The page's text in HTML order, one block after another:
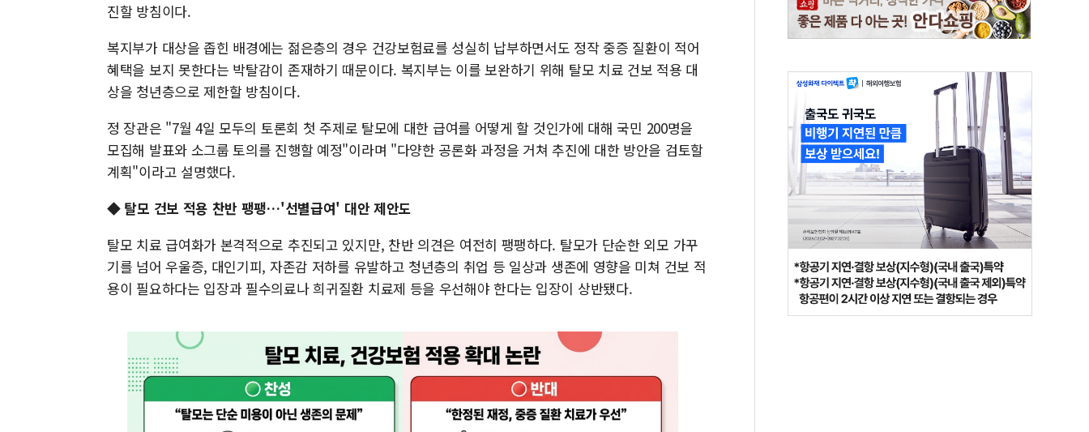
진할 방침이다.
복지부가 대상을 좁힌 배경에는 젊은층의 경우 건강보험료를 성실히 납부하면서도 정작 중증 질환이 적어
혜택을 보지 못한다는 박탈감이 존재하기 때문이다. 복지부는 이를 보완하기 위해 탈모 치료 건보 적용 대
상을 청년층으로 제한할 방침이다.
정 장관은 "7월 4일 모두의 토론회 첫 주제로 탈모에 대한 급여를 어떻게 할 것인가에 대해 국민 200명을
모집해 발표와 소그룹 토의를 진행할 예정"이라며 "다양한 공론화 과정을 거쳐 추진에 대한 방안을 검토할
계획"이라고 설명했다.
◆ 탈모 건보 적용 찬반 팽팽…'선별급여' 대안 제안도
탈모 치료 급여화가 본격적으로 추진되고 있지만, 찬반 의견은 여전히 팽팽하다. 탈모가 단순한 외모 가꾸
기를 넘어 우울증, 대인기피, 자존감 저하를 유발하고 청년층의 취업 등 일상과 생존에 영향을 미쳐 건보 적
용이 필요하다는 입장과 필수의료나 희귀질환 치료제 등을 우선해야 한다는 입장이 상반됐다.